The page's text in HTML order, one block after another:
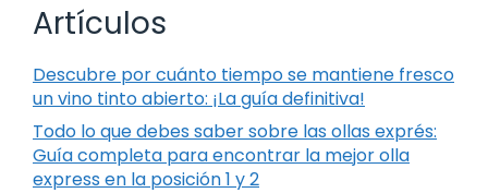
Artículos
Descubre por cuánto tiempo se mantiene fresco
un vino tinto abierto: ¡La guía definitiva!
Todo lo que debes saber sobre las ollas exprés:
Guía completa para encontrar la mejor olla
express en la posición 1 y 2